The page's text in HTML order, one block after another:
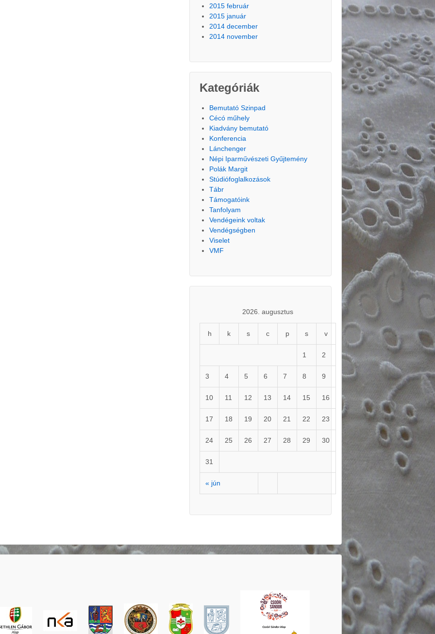
2015 február
2015 január
2014 december
2014 november
Kategóriák
Bemutató Szinpad
Cécó műhely
Kiadvány bemutató
Konferencia
Lánchenger
Népi Iparművészeti Gyűjtemény
Polák Margit
Stúdiófoglalkozások
Tábr
Támogatóink
Tanfolyam
Vendégeink voltak
Vendégségben
Viselet
VMF
2026. augusztus
h k s c p s v
« jún
1 2
3 4 5 6 7 8 9
10 11 12 13 14 15 16
17 18 19 20 21 22 23
24 25 26 27 28 29 30
31